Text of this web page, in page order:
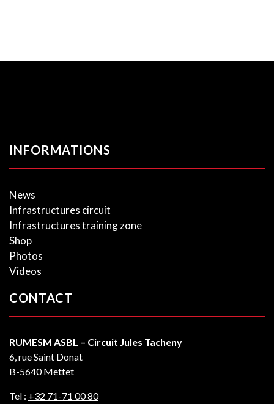
INFORMATIONS
News
Infrastructures circuit
Infrastructures training zone
Shop
Photos
Videos
CONTACT
RUMESM ASBL – Circuit Jules Tacheny
6, rue Saint Donat
B-5640 Mettet
Tel : +32 71-71 00 80